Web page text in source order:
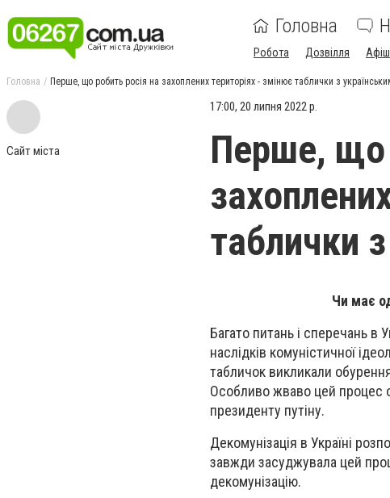
Головна
Робота Дозвілля
Головна Перше, що робить росія на захоплених територіях - змінює таблички з
Сайт міста
17:00, 20 липня 2022 р.
Перше, що
таблички
Чи має
Багато питань і сперечань в
наслідків комуністичної
табличок викликали
Особливо жваво цей процес
президенту путіну.
Декомунізація в Україні
завжди засуджувала цей
декомунізацію.